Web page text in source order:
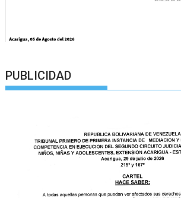
PUBLICIDAD